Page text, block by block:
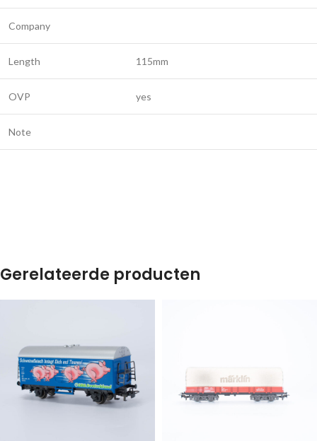
Company
Length 115mm
OVP yes
Note
Gerelateerde producten